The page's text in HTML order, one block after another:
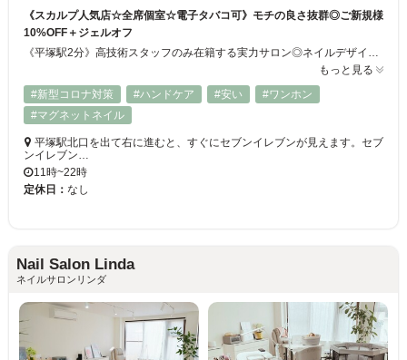
《スカルプ人気店☆全席個室☆電子タバコ可》モチの良さ抜群◎ご新規様
10%OFF＋ジェルオフ
もっと見る
#新型コロナ対策
#ハンドケア #安い
#ワンホン
#マグネットネイル
平塚駅北口を出て右に進むと、すぐにセブンイレブンが見えます。セブ
ンイレブン…
11時~22時
定休日： なし
Nail Salon Linda
ネイルサロンリンダ